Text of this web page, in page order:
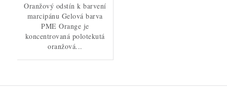
Oranžový odstín k barvení
marcipánu Gelová barva
PME Orange je
koncentrovaná polotekutá
oranžová...